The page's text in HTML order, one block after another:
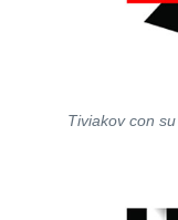
Tiviakov con